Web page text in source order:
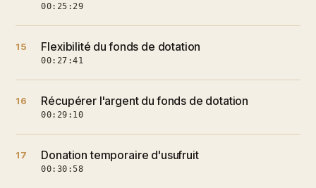
00:25:29
15 Flexibilité du fonds de dotation
00:27:41
16 Récupérer l'argent du fonds de dotation
00:29:10
17 Donation temporaire d'usufruit
00:30:58